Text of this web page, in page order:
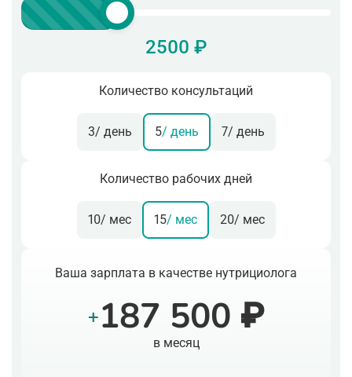
2500 ₽
Количество консультаций
3/ день 5/ день 7/ день
Количество рабочих дней
10/ мес 15/ мес 20/ мес
Ваша зарплата в качестве нутрициолога
+187 500 ₽
в месяц